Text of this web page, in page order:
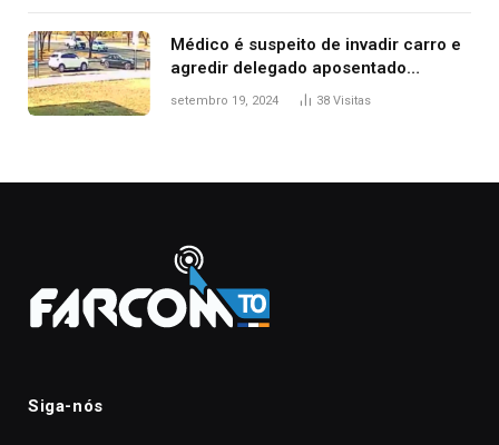
Médico é suspeito de invadir carro e
agredir delegado aposentado
durante confusão no trânsito
setembro 19, 2024 38 Visitas
Siga-nós